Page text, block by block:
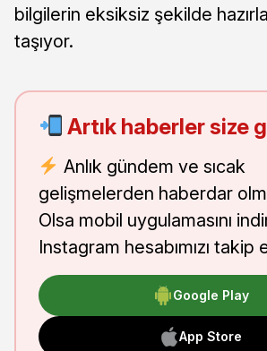
bilgilerin eksiksiz şekilde
taşıyor.
Artık haberler size
Anlık gündem ve sıcak
gelişmelerden haberdar
Olsa mobil uygulamasını
Instagram hesabımızı takip
Google Play
App Store